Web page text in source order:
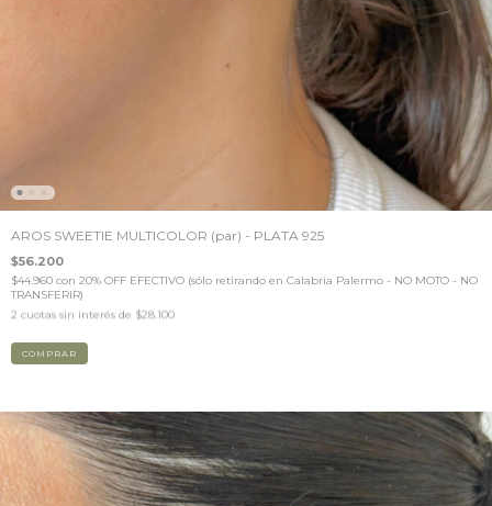
AROS SWEETIE MULTICOLOR (par) - PLATA 925
$56.200
$44.960 con 20% OFF EFECTIVO (sólo retirando en Calabria Palermo - NO MOTO - NO
TRANSFERIR)
2 cuotas sin interés de $28.100